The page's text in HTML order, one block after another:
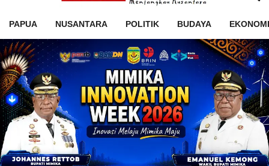
PAPUA NUSANTARA POLITIK BUDAYA EKONOMI